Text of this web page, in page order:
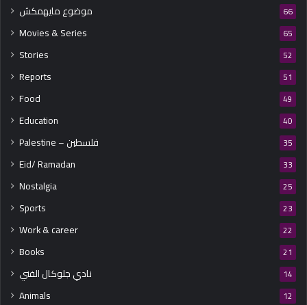
موضوع مايهمكش 66
Movies & Series 65
Stories 52
Reports 51
Food 49
Education 40
Palestine – فلسطين 35
Eid/ Ramadan 33
Nostalgia 25
Sports 23
Work & career 22
Books 21
نادي جلوكال الفني 14
Animals 12